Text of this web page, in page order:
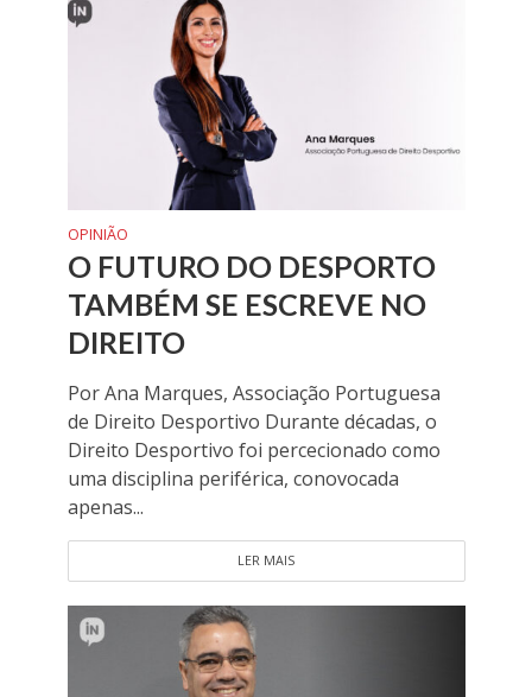
m n
OPINIÃO
O FUTURO DO DESPORTO
TAMBÉM SE ESCREVE NO
DIREITO
Por Ana Marques, Associação Portuguesa
de Direito Desportivo Durante décadas, o
Direito Desportivo foi percecionado como
uma disciplina periférica, conovocada
apenas...
LER MAIS